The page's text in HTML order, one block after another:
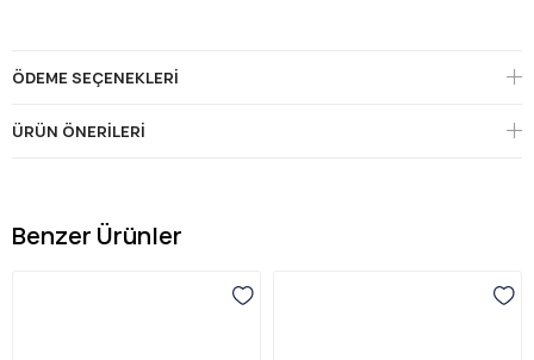
ÖDEME SEÇENEKLERI
ÜRÜN ÖNERILERI
Benzer Ürünler